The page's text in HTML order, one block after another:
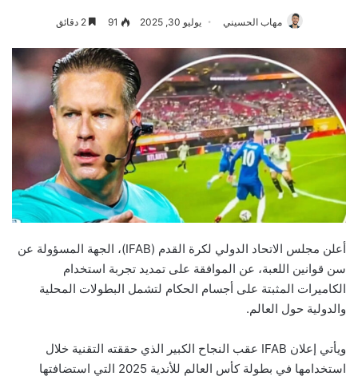
مهاب الحسيني يوليو 30, 2025 91 2 دقائق
أعلن مجلس الاتحاد الدولي لكرة القدم (IFAB)، الجهة المسؤولة عن
سن قوانين اللعبة، عن الموافقة على تمديد تجربة استخدام
الكاميرات المثبتة على أجسام الحكام لتشمل البطولات المحلية
والدولية حول العالم.
ويأتي إعلان IFAB عقب النجاح الكبير الذي حققته التقنية خلال
استخدامها في بطولة كأس العالم للأندية 2025 التي استضافتها